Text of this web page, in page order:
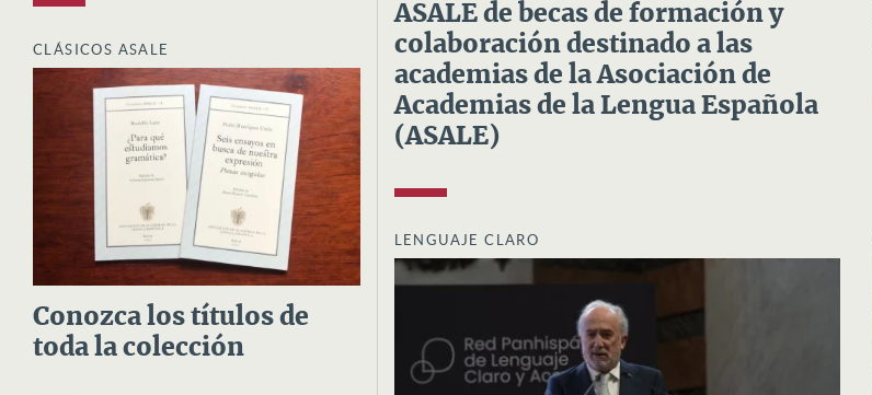
CLÁSICOS ASALE
Conozca los títulos de
toda la colección
ASALE de becas de formación y
colaboración destinado a las
academias de la Asociación de
Academias de la Lengua Española
(ASALE)
LENGUAJE CLARO